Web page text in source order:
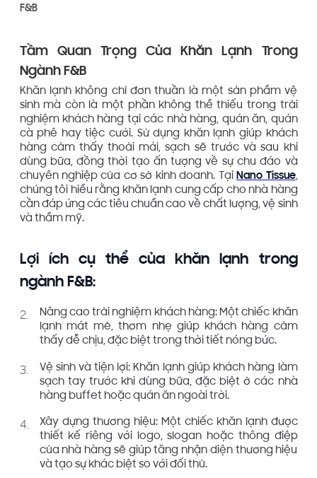
F&B
Tầm Quan Trọng Của Khăn Lạnh Trong
Ngành F&B
Khăn lạnh không chỉ đơn thuần là một sản phẩm vệ
sinh mà còn là một phần không thể thiếu trong trải
nghiệm khách hàng tại các nhà hàng, quán ăn, quán
cà phê hay tiệc cưới. Sử dụng khăn lạnh giúp khách
hàng cảm thấy thoải mái, sạch sẽ trước và sau khi
dùng bữa, đồng thời tạo ấn tượng về sự chu đáo và
chuyên nghiệp của cơ sở kinh doanh. Tại Nano Tissue,
chúng tôi hiểu rằng khăn lạnh cung cấp cho nhà hàng
cần đáp ứng các tiêu chuẩn cao về chất lượng, vệ sinh
và thẩm mỹ.
Lợi ích cụ thể của khăn lạnh trong
ngành F&B:
Nâng cao trải nghiệm khách hàng: Một chiếc khăn
lạnh mát mẻ, thơm nhẹ giúp khách hàng cảm
thấy dễ chịu, đặc biệt trong thời tiết nóng bức.
Vệ sinh và tiện lợi: Khăn lạnh giúp khách hàng làm
sạch tay trước khi dùng bữa, đặc biệt ở các nhà
hàng buffet hoặc quán ăn ngoài trời.
Xây dựng thương hiệu: Một chiếc khăn lạnh được
thiết kế riêng với logo, slogan hoặc thông điệp
của nhà hàng sẽ giúp tăng nhận diện thương hiệu
và tạo sự khác biệt so với đối thủ.